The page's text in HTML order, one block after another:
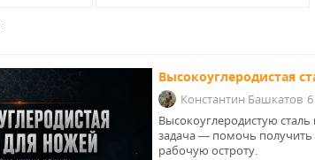
Высокоуглеродистая
Константин Башкатов
Высокоуглеродистую сталь
задача — помочь
рабочую остроту.